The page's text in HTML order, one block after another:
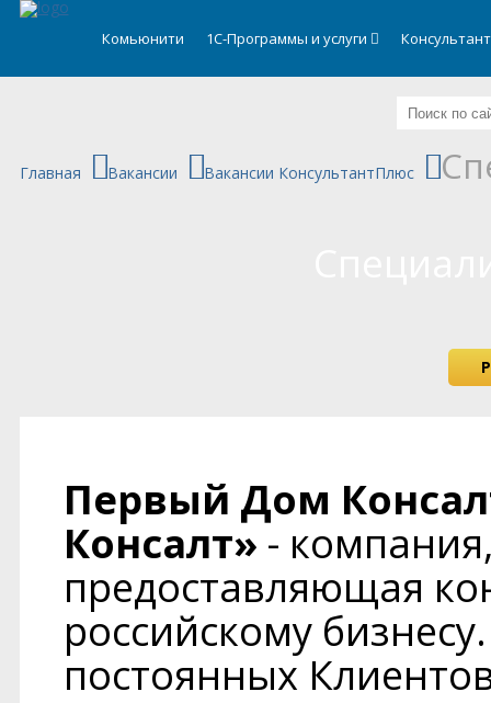
Комьюнити 1С-Программы и услуги
Главная Вакансии Вакансии КонсультантПлюс
Первый Дом
Консалт» -
предоставляющая
российскому
постоянных